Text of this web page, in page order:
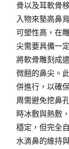
骨以及耳軟骨
入物來墊高鼻
可塑性高，在
尖需要具備一
將軟骨雕刻成
微翹的鼻尖。
併進行，以確
周需避免挖鼻
時冰敷與熱敷
穩定，但完全
水滴鼻的維持